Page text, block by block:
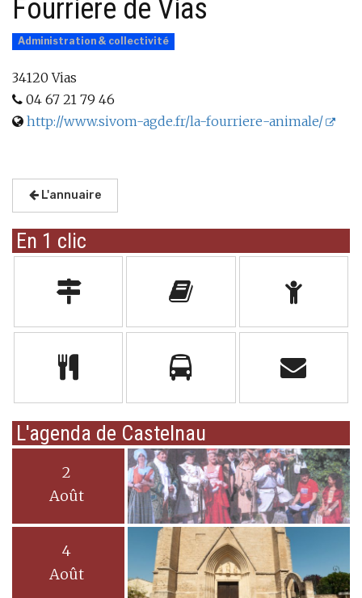
Fourrière de Vias
Administration & collectivité
34120 Vias
04 67 21 79 46
http://www.sivom-agde.fr/la-fourriere-animale/
L'annuaire
En 1 clic
L'agenda de Castelnau
2
Août
4
Août